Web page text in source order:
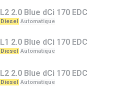
L2 2.0 Blue dCi 170 EDC
Diesel Automatique
L1 2.0 Blue dCi 170 EDC
Diesel Automatique
L2 2.0 Blue dCi 170 EDC
Diesel Automatique